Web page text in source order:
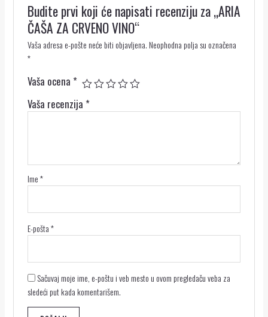
Budite prvi koji će napisati recenziju za „ARIA
ČAŠA ZA CRVENO VINO“
Vaša adresa e-pošte neće biti objavljena. Neophodna polja su označena
*
Vaša ocena *
Vaša recenzija *
Ime*
E-pošta*
Sačuvaj moje ime, e-poštu i veb mesto u ovom pregledaču veba za
sledeći put kada komentarišem.